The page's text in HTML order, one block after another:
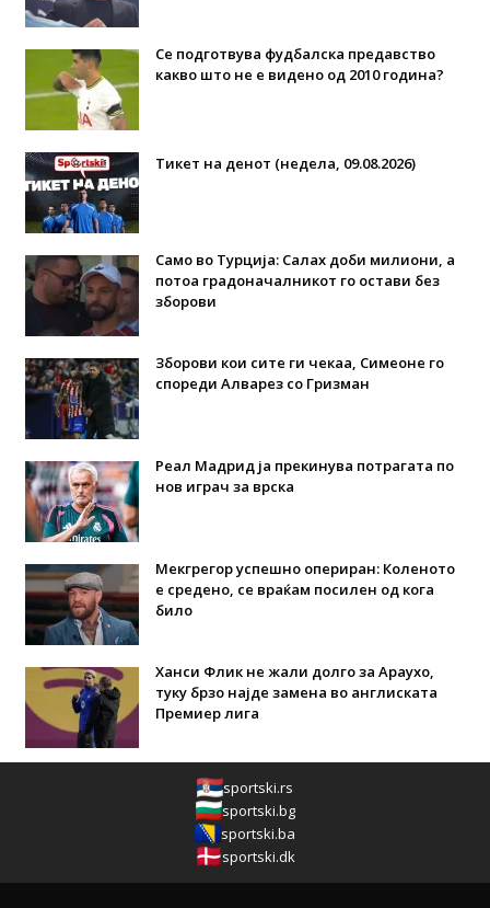
Се подготвува фудбалска предавство
какво што не е видено од 2010 година?
Тикет на денот (недела, 09.08.2026)
Само во Турција: Салах доби милиони, а
потоа градоначалникот го остави без
зборови
Зборови кои сите ги чекаа, Симеоне го
спореди Алварез со Гризман
Реал Мадрид ја прекинува потрагата по
нов играч за врска
Мекгрегор успешно опериран: Коленото
е средено, се враќам посилен од кога
било
Ханси Флик не жали долго за Араухо,
туку брзо најде замена во англиската
Премиер лига
sportski.rs
sportski.bg
sportski.ba
sportski.dk